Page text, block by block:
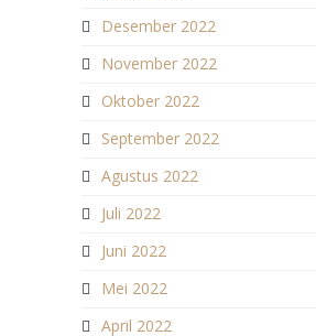
Desember 2022
November 2022
Oktober 2022
September 2022
Agustus 2022
Juli 2022
Juni 2022
Mei 2022
April 2022